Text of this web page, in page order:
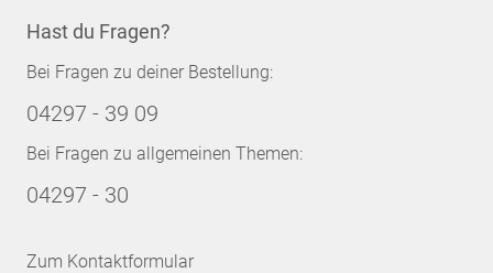
Hast du Fragen?
Bei Fragen zu deiner Bestellung:
04297 - 39 09
Bei Fragen zu allgemeinen Themen:
04297 - 30
Zum Kontaktformular